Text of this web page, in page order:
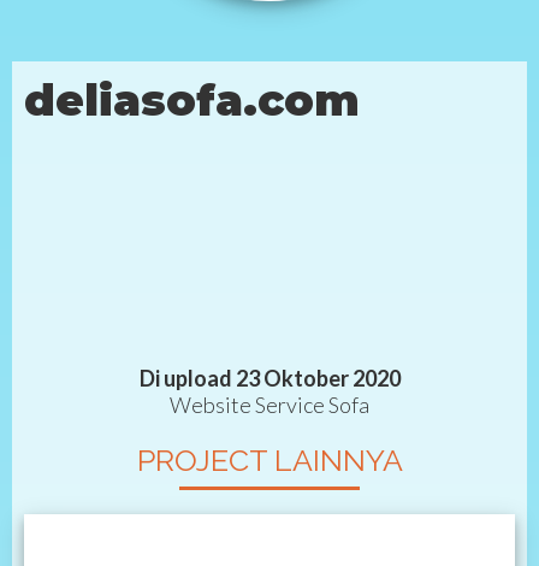
deliasofa.com
Di upload 23 Oktober 2020
Website Service Sofa
PROJECT LAINNYA